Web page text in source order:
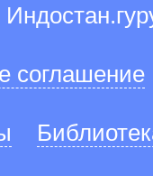
соглашение